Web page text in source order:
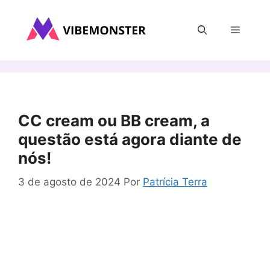
Menu
CC cream ou BB cream, a
questão está agora diante de
nós!
3 de agosto de 2024 Por Patrícia Terra